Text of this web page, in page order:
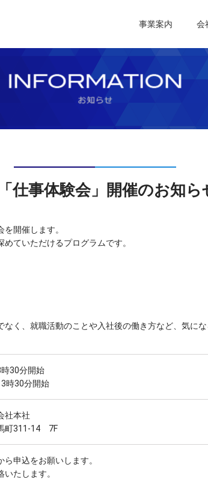
事業案内 会
仕事体験会」開催のお知ら
開催します。
ていただけるプログラムです。
く、就職活動のことや入社後の働き方など、気にな
30分開始
時30分開始
社本社
町311-14 7F
申込をお願いします。
たします。